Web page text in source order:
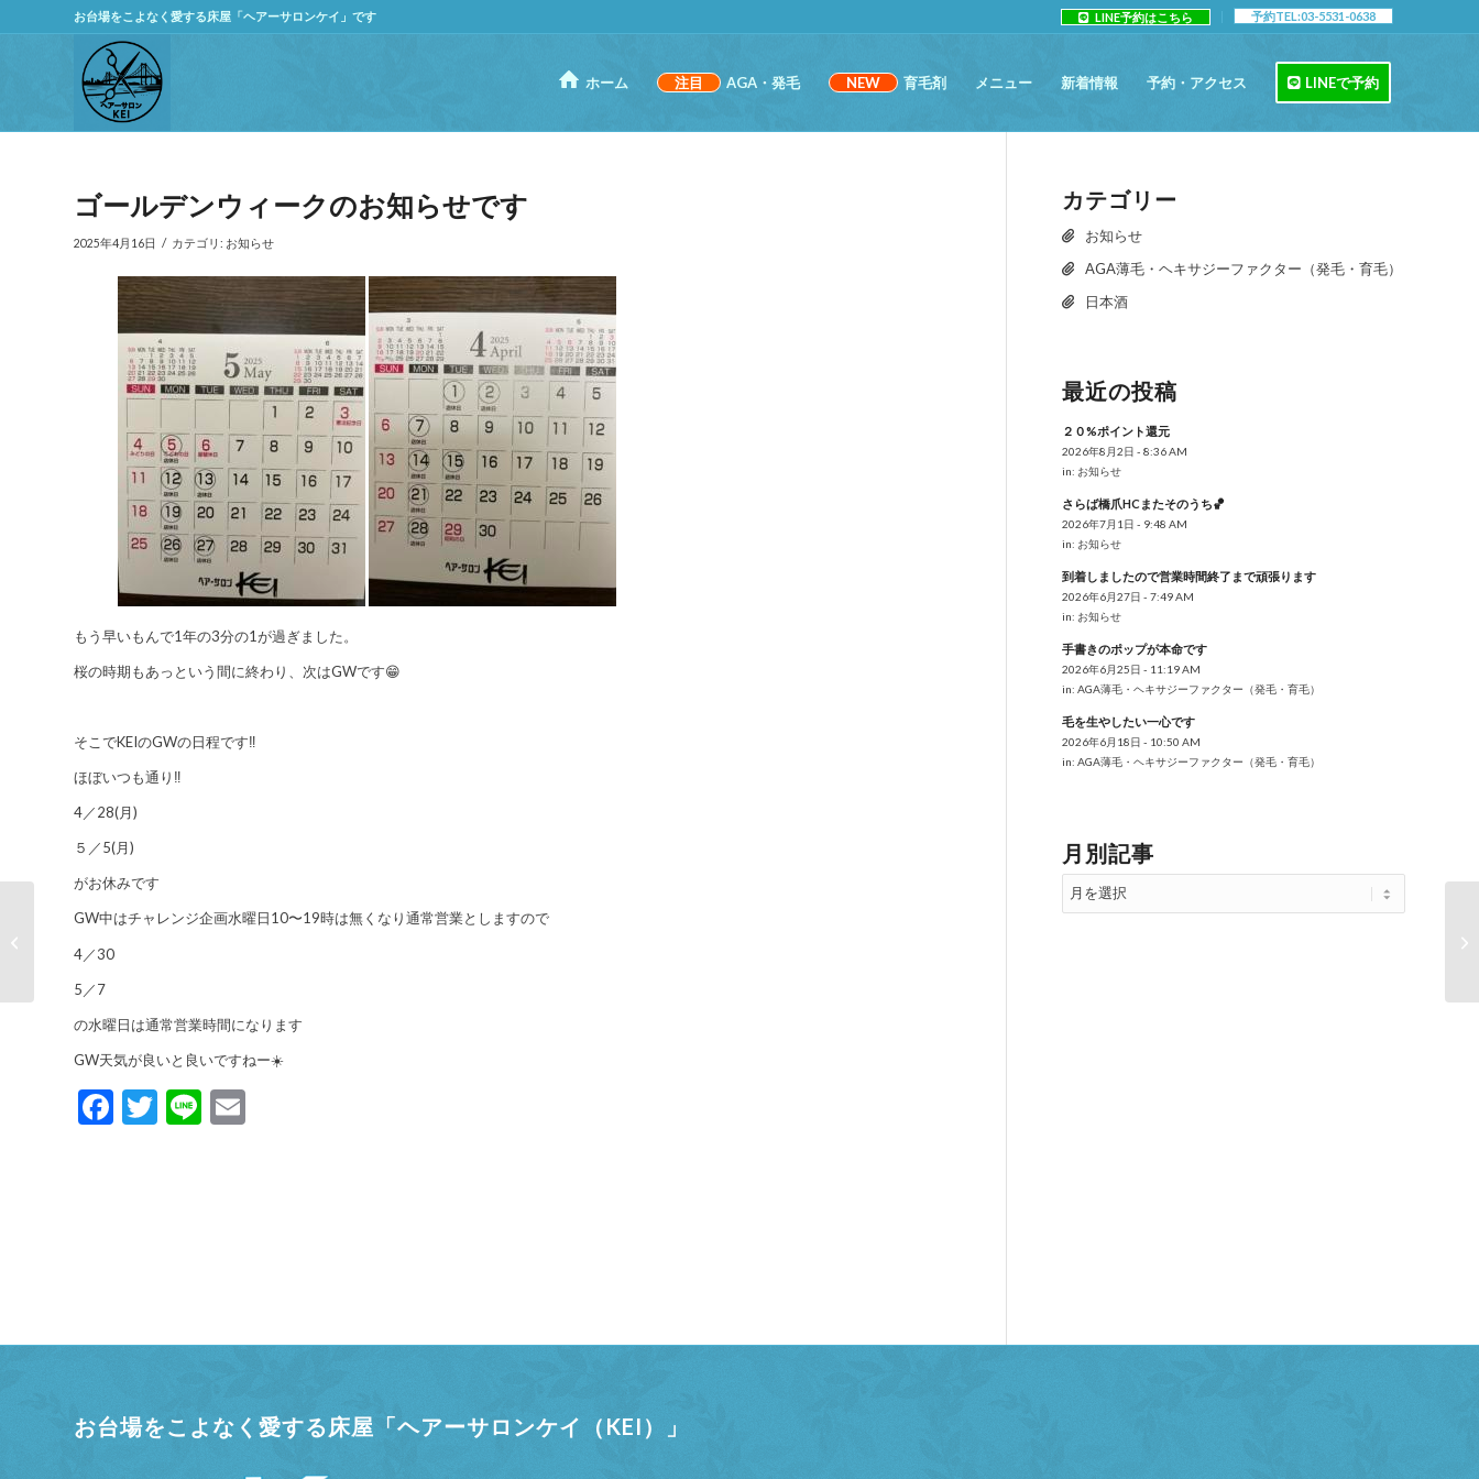
LINE予約はこちら 予約TEL:03-5531-0638
お台場をこよなく愛する床屋「ヘアーサロンケイ」です
ホーム 注目 AGA・発毛 NEW 育毛剤 メニュー 新着情報 予約・アクセス LINEで予約
ゴールデンウィークのお知らせです
2025年4月16日 / カテゴリ: お知らせ
もう早いもんで1年の3分の1が過ぎました。
桜の時期もあっという間に終わり、次はGWです😁
そこでKEIのGWの日程です‼️
ほぼいつも通り‼️
4／28(月)
５／5(月)
がお休みです
GW中はチャレンジ企画水曜日10〜19時は無くなり通常営業としますので
4／30
5／7
の水曜日は通常営業時間になります
GW天気が良いと良いですねー☀️
Facebook
Twitter
Line
カテゴリー
お知らせ
AGA薄毛・ヘキサジーファクター（発毛・育毛）
日本酒
最近の投稿
２０%ポイント還元
2026年8月2日 - 8:36 AM
in: お知らせ
さらば橋爪HCまたそのうち🏀
2026年7月1日 - 9:48 AM
in: お知らせ
到着しましたので営業時間終了まで頑張ります
2026年6月27日 - 7:49 AM
in: お知らせ
手書きのポップが本命です
2026年6月25日 - 11:19 AM
in: AGA薄毛・ヘキサジーファクター（発毛・育毛）
毛を生やしたい一心です
2026年6月18日 - 10:50 AM
in: AGA薄毛・ヘキサジーファクター（発毛・育毛）
月別記事
お台場をこよなく愛する床屋「ヘアーサロンケイ（KEI）」